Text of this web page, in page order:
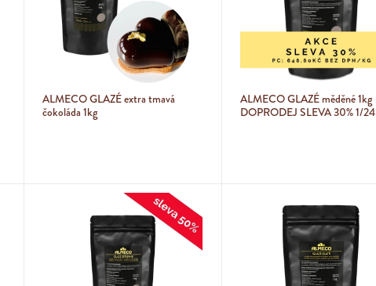
ALMECO GLAZÉ extra tmavá
čokoláda 1kg
ALMECO GLAZÉ měděné 1kg
DOPRODEJ SLEVA 30% 1/24